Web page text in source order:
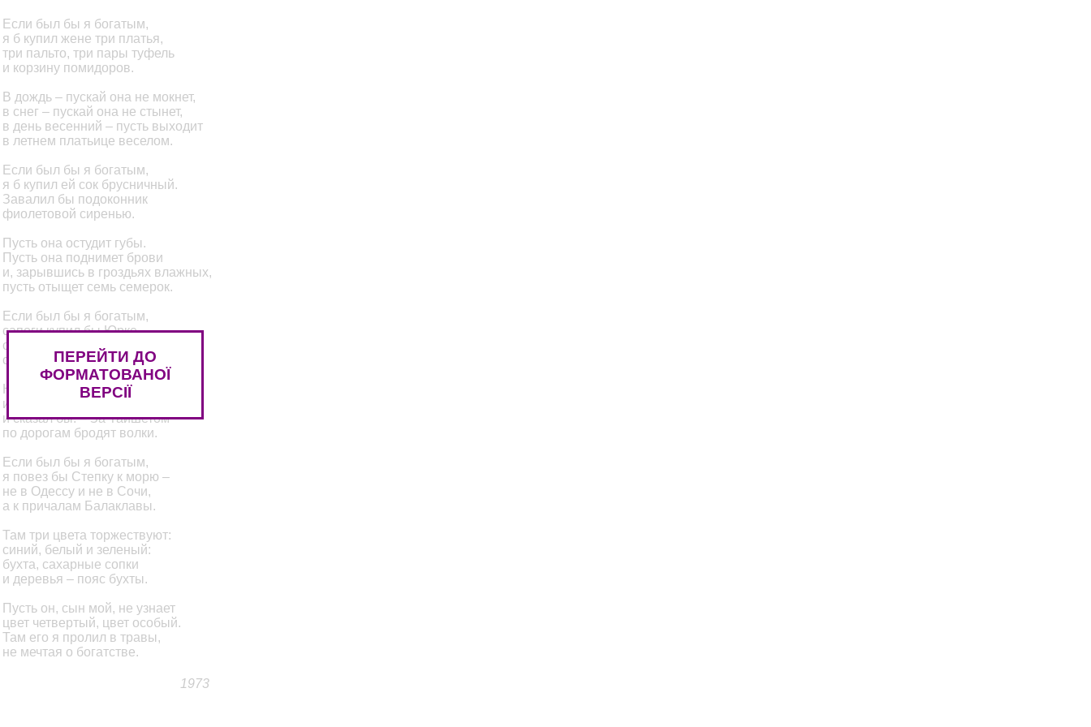
Если был бы я богатым,
я б купил жене три платья,
три пальто, три пары туфель
и корзину помидоров.
В дождь – пускай она не мокнет,
в снег – пускай она не стынет,
в день весенний – пусть выходит
в летнем платьице веселом.
Если был бы я богатым,
я б купил ей сок брусничный.
Завалил бы подоконник
фиолетовой сиренью.
Пусть она остудит губы.
Пусть она поднимет брови
и, зарывшись в гроздьях влажных,
пусть отыщет семь семерок.
Если был бы я богатым,
сапоги купил бы Юрке,
сапоги купил Тимуру,
сапоги купил Игнату.
Нож вручил им, и двустволки,
и билет плацкартный, жесткий,
и сказал бы: – За Тайшетом
по дорогам бродят волки.
Если был бы я богатым,
я повез бы Степку к морю –
не в Одессу и не в Сочи,
а к причалам Балаклавы.
Там три цвета торжествуют:
синий, белый и зеленый:
бухта, сахарные сопки
и деревья – пояс бухты.
Пусть он, сын мой, не узнает
цвет четвертый, цвет особый.
Там его я пролил в травы,
не мечтая о богатстве.
1973
ПЕРЕЙТИ ДО
ФОРМАТОВАНОЇ
ВЕРСІЇ